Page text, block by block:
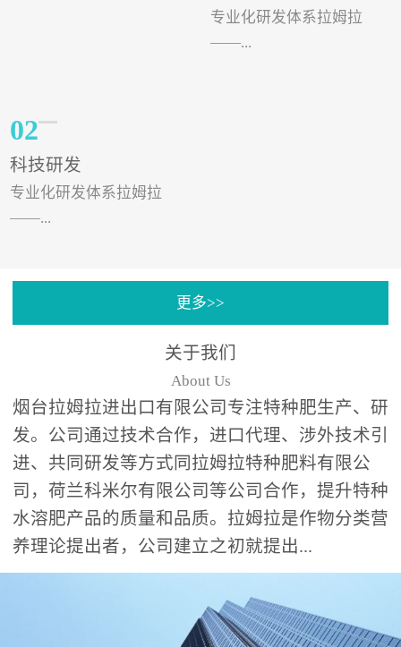
专业化研发体系拉姆拉
——...
02
科技研发
专业化研发体系拉姆拉
——...
分中心”的科研开发系统，
更多>>
关于我们
About Us
烟台拉姆拉进出口有限公司专注特种肥生产、研
发。公司通过技术合作，进口代理、涉外技术引
进、共同研发等方式同拉姆拉特种肥料有限公
司，荷兰科米尔有限公司等公司合作，提升特种
水溶肥产品的质量和品质。拉姆拉是作物分类营
养理论提出者，公司建立之初就提出...